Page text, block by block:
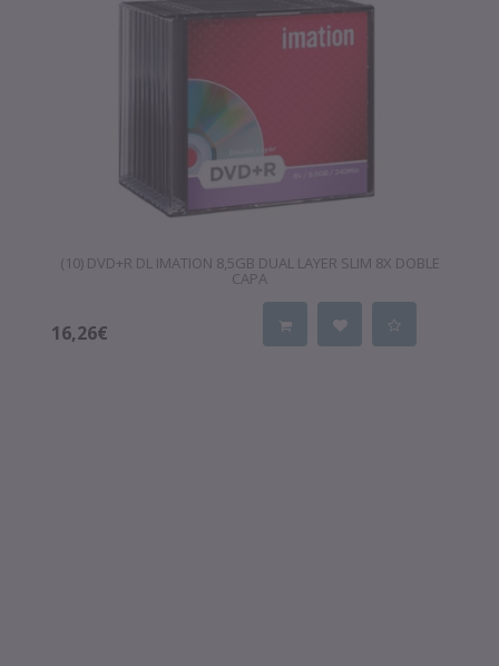
(10) DVD+R DL IMATION 8,5GB DUAL LAYER SLIM 8X DOBLE
CAPA
16,26€